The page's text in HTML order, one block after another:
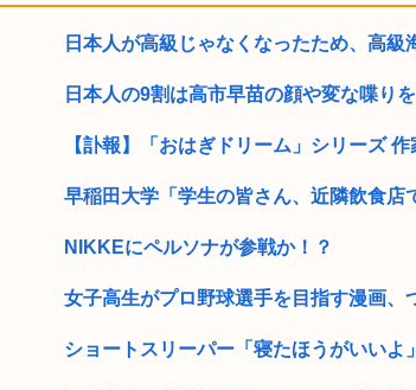
日本人が高級じゃなくなったため、高
日本人の9割は高市早苗の顔や変な喋り
【訃報】「おはぎドリーム」シリーズ
早稲田大学「学生の皆さん、近隣飲食店
NIKKEにペルソナが参戦か！？
女子高生がプロ野球選手を目指す漫画、
ショートスリーパー「寝たほうがいいよ